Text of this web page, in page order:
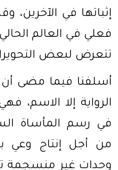
إثباتها في
فعلي في العالم
تتعرض لبعض
أسلفنا فيما مضى أن
الرواية إلا الاسم،
في رسم المأساة
من أجل إنتاج
وحدات غير منسجمة